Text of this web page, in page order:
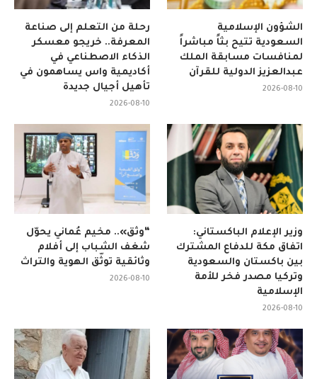
رحلة من التعلم إلى صناعة
المعرفة.. خريجو معسكر
الذكاء الاصطناعي في
أكاديمية واس يساهمون في
تأهيل أجيال جديدة
2026-08-10
الشؤون الإسلامية
السعودية تتيح بثاً مباشراً
لمنافسات مسابقة الملك
عبدالعزيز الدولية للقرآن
2026-08-10
“وثّق».. مخيم عُماني يحوّل
شغف الشباب إلى أفلام
وثائقية توثّق الهوية والتراث
وزير الإعلام الباكستاني:
اتفاق مكة للدفاع المشترك
بين باكستان والسعودية
وتركيا مصدر فخر للأمة
الإسلامية